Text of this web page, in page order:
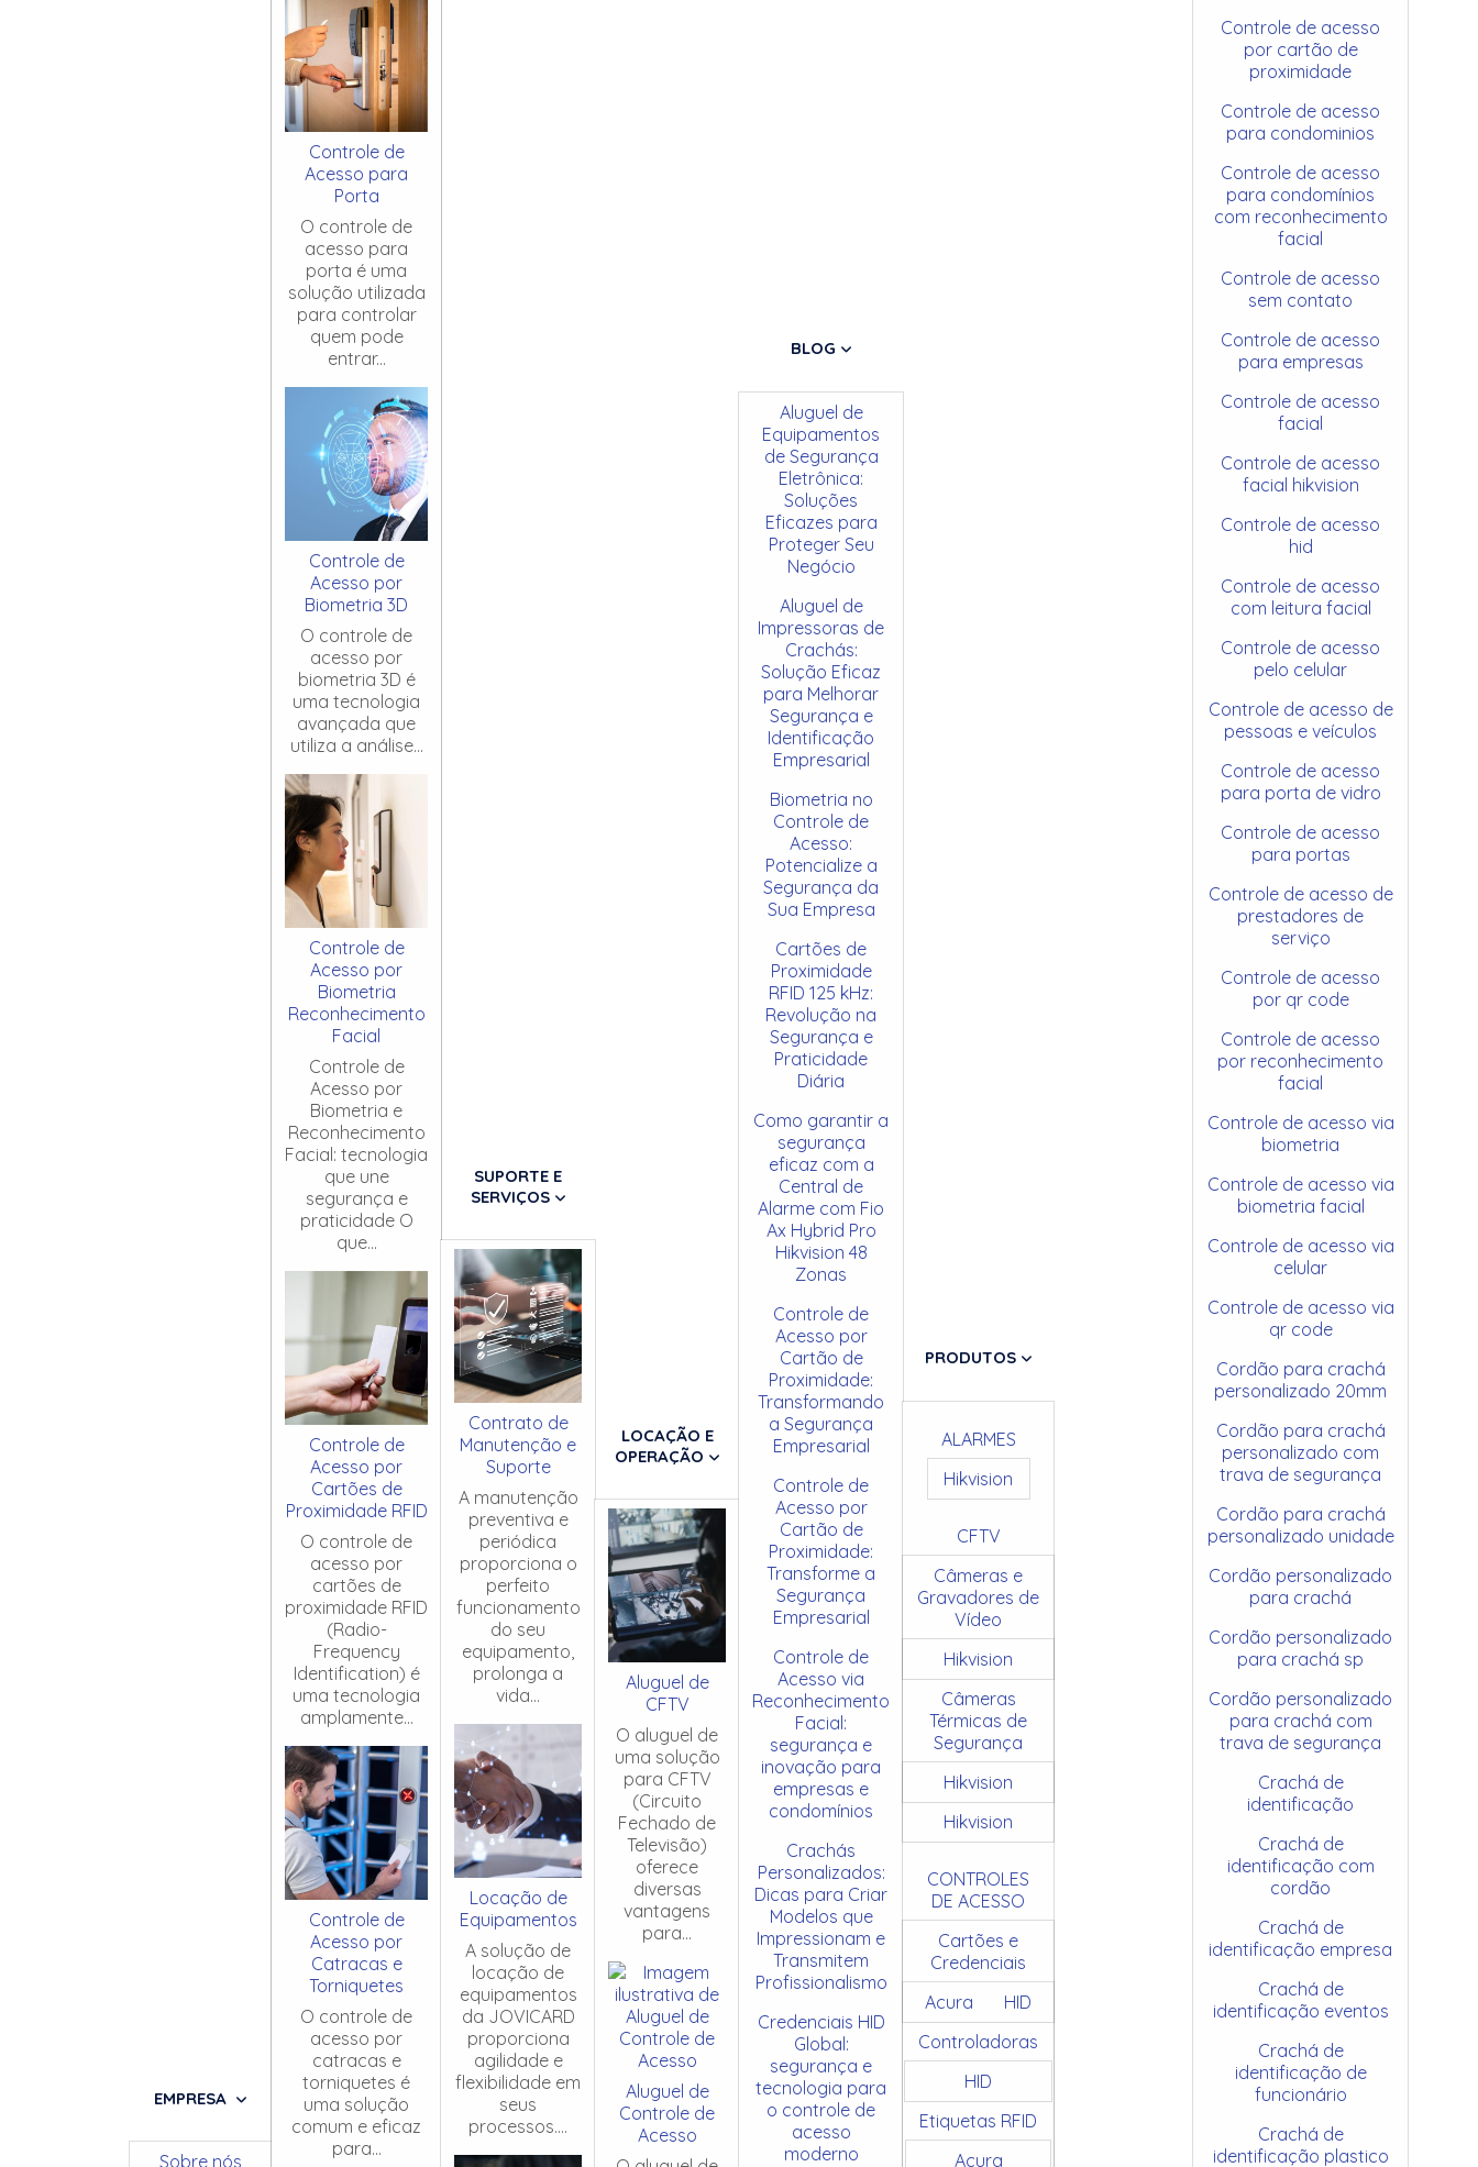
EMPRESA
Sobre nós
Controle de
Acesso para
Porta
O controle de
acesso para
porta é uma
solução utilizada
para controlar
quem pode
entrar...
Controle de
Acesso por
Biometria 3D
O controle de
acesso por
biometria 3D é
uma tecnologia
avançada que
utiliza a análise...
Controle de
Acesso por
Biometria
Reconhecimento
Facial
Controle de
Acesso por
Biometria e
Reconhecimento
Facial: tecnologia
que une
segurança e
praticidade O
que...
Controle de
Acesso por
Cartões de
Proximidade RFID
O controle de
acesso por
cartões de
proximidade RFID
(Radio-
Frequency
Identification) é
uma tecnologia
amplamente...
Controle de
Acesso por
Catracas e
Torniquetes
O controle de
acesso por
catracas e
torniquetes é
uma solução
comum e eficaz
para...
SUPORTE E
SERVIÇOS
Contrato de
Manutenção e
Suporte
A manutenção
preventiva e
periódica
proporciona o
perfeito
funcionamento
do seu
equipamento,
prolonga a
vida...
Locação de
Equipamentos
A solução de
locação de
equipamentos
da JOVICARD
proporciona
agilidade e
flexibilidade em
seus
processos....
LOCAÇÃO E
OPERAÇÃO
Aluguel de
CFTV
O aluguel de
uma solução
para CFTV
(Circuito
Fechado de
Televisão)
oferece
diversas
vantagens
para...
Aluguel de
Controle de
Acesso
BLOG
Aluguel de
Equipamentos
de Segurança
Eletrônica:
Soluções
Eficazes para
Proteger Seu
Negócio
Aluguel de
Impressoras de
Crachás:
Solução Eficaz
para Melhorar
Segurança e
Identificação
Empresarial
Biometria no
Controle de
Acesso:
Potencialize a
Segurança da
Sua Empresa
Cartões de
Proximidade
RFID 125 kHz:
Revolução na
Segurança e
Praticidade
Diária
Como garantir a
segurança
eficaz com a
Central de
Alarme com Fio
Ax Hybrid Pro
Hikvision 48
Zonas
Controle de
Acesso por
Cartão de
Proximidade:
Transformando
a Segurança
Empresarial
Controle de
Acesso por
Cartão de
Proximidade:
Transforme a
Segurança
Empresarial
Controle de
Acesso via
Reconhecimento
Facial:
segurança e
inovação para
empresas e
condomínios
Crachás
Personalizados:
Dicas para Criar
Modelos que
Impressionam e
Transmitem
Profissionalismo
Credenciais HID
Global:
segurança e
tecnologia para
o controle de
acesso
moderno
PRODUTOS
ALARMES
Hikvision
CFTV
Câmeras e
Gravadores de
Vídeo
Hikvision
Câmeras
Térmicas de
Segurança
Hikvision
Hikvision
CONTROLES
DE ACESSO
Cartões e
Credenciais
Acura
HID
Controladoras
HID
Etiquetas RFID
Acura
Controle de acesso
por cartão de
proximidade
Controle de acesso
para condominios
Controle de acesso
para condomínios
com reconhecimento
facial
Controle de acesso
sem contato
Controle de acesso
para empresas
Controle de acesso
facial
Controle de acesso
facial hikvision
Controle de acesso
hid
Controle de acesso
com leitura facial
Controle de acesso
pelo celular
Controle de acesso de
pessoas e veículos
Controle de acesso
para porta de vidro
Controle de acesso
para portas
Controle de acesso de
prestadores de
serviço
Controle de acesso
por qr code
Controle de acesso
por reconhecimento
facial
Controle de acesso via
biometria
Controle de acesso via
biometria facial
Controle de acesso via
celular
Controle de acesso via
qr code
Cordão para crachá
personalizado 20mm
Cordão para crachá
personalizado com
trava de segurança
Cordão para crachá
personalizado unidade
Cordão personalizado
para crachá
Cordão personalizado
para crachá sp
Cordão personalizado
para crachá com
trava de segurança
Crachá de
identificação
Crachá de
identificação com
cordão
Crachá de
identificação empresa
Crachá de
identificação eventos
Crachá de
identificação de
funcionário
Crachá de
identificação plastico